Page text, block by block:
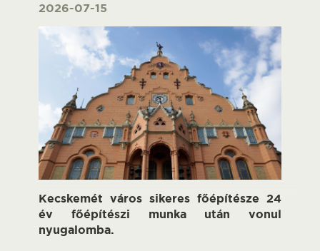
2026-07-15
Kecskemét város sikeres főépítésze 24
év főépítészi munka után vonul
nyugalomba.